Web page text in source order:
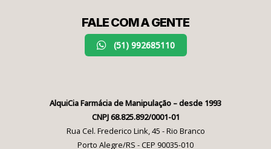
FALE COM A GENTE
(51) 992685110
AlquiCia Farmácia de Manipulação – desde 1993
CNPJ 68.825.892/0001-01
Rua Cel. Frederico Link, 45 - Rio Branco
Porto Alegre/RS - CEP 90035-010